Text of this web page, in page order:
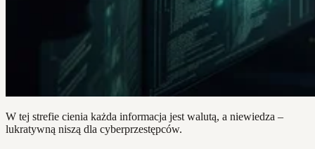
W tej strefie cienia każda informacja jest walutą, a niewiedza –
lukratywną niszą dla cyberprzestępców.